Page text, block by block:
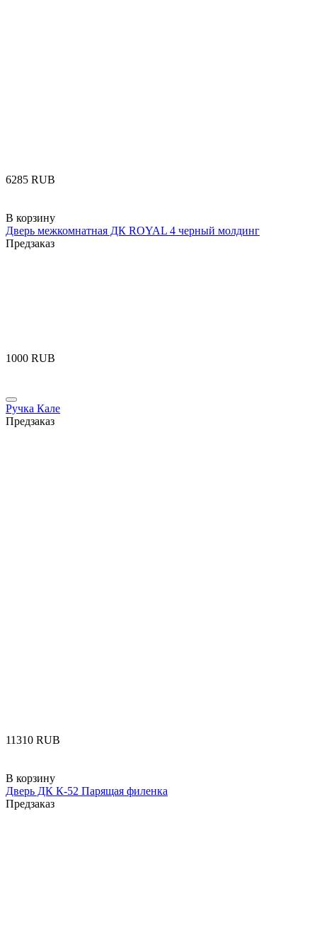
‍6285‍ RUB
В корзину
Дверь межкомнатная ДК ROYAL 4 черный молдинг
Предзаказ
‍1000‍ RUB
Ручка Кале
Предзаказ
‍11310‍ RUB
В корзину
Дверь ДК К-52 Парящая филенка
Предзаказ